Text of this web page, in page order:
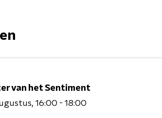
van het Sentiment
16:00 - 18:00